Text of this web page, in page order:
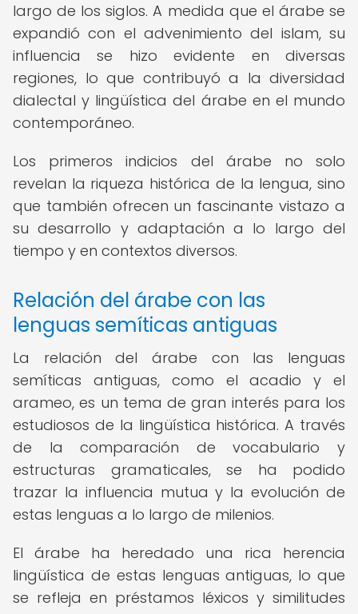
largo de los siglos. A medida que el árabe se
expandió con el advenimiento del islam, su
influencia se hizo evidente en diversas
regiones, lo que contribuyó a la diversidad
dialectal y lingüística del árabe en el mundo
contemporáneo.
Los primeros indicios del árabe no solo
revelan la riqueza histórica de la lengua, sino
que también ofrecen un fascinante vistazo a
su desarrollo y adaptación a lo largo del
tiempo y en contextos diversos.
Relación del árabe con las
lenguas semíticas antiguas
La relación del árabe con las lenguas
semíticas antiguas, como el acadio y el
arameo, es un tema de gran interés para los
estudiosos de la lingüística histórica. A través
de la comparación de vocabulario y
estructuras gramaticales, se ha podido
trazar la influencia mutua y la evolución de
estas lenguas a lo largo de milenios.
El árabe ha heredado una rica herencia
lingüística de estas lenguas antiguas, lo que
se refleja en préstamos léxicos y similitudes